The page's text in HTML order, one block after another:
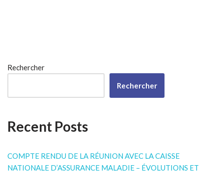
Rechercher
Rechercher
Recent Posts
COMPTE RENDU DE LA RÉUNION AVEC LA CAISSE
NATIONALE D’ASSURANCE MALADIE – ÉVOLUTIONS ET